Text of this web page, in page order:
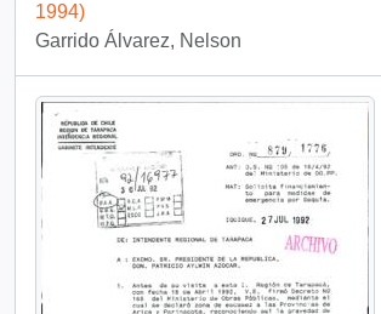
1994)
Garrido Álvarez, Nelson